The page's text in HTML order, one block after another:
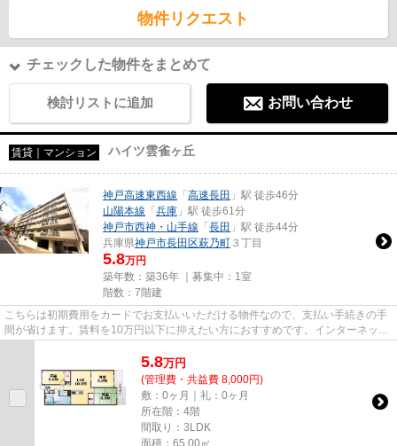
物件リクエスト
チェックした物件をまとめて
検討リストに追加 お問い合わせ
賃貸｜マンション ハイツ雲雀ヶ丘
神戸高速東西線 「 高速長田 」駅 徒歩46分
山陽本線 「 兵庫 」駅 徒歩61分
神戸市西神・山手線 「 長田 」駅 徒歩44分
兵庫県神戸市長田区萩乃町 ３丁目
5.8万円
築年数：築36年 ｜募集中： 1室
階数：7階建
こちらは初期費用をカードでお支払いいただける物件なので、支払い手続きの手
間が省けます。賃料を10万円以下に抑えたい方におすすめです。インターネット
5.8万円
(管理費・共益費 8,000円)
敷：0ヶ月｜礼：0ヶ月
所在階：4階
間取り：3LDK
面積：65.00㎡